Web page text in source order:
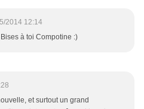
2014 12:14
à toi Compotine :)
et surtout un grand